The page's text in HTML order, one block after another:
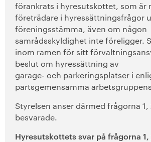
förankrats i hyresutskottet, som är
företrädare i hyressättningsfrågor
föreningsstämma, även om någon
samrådsskyldighet inte föreligger.
inom ramen för sitt
beslut om hyressättning av
garage- och parkeringsplatser i
partsgemensamma
Styrelsen anser därmed frågorna 1,
besvarade.
Hyresutskottets svar på frågorna 1,